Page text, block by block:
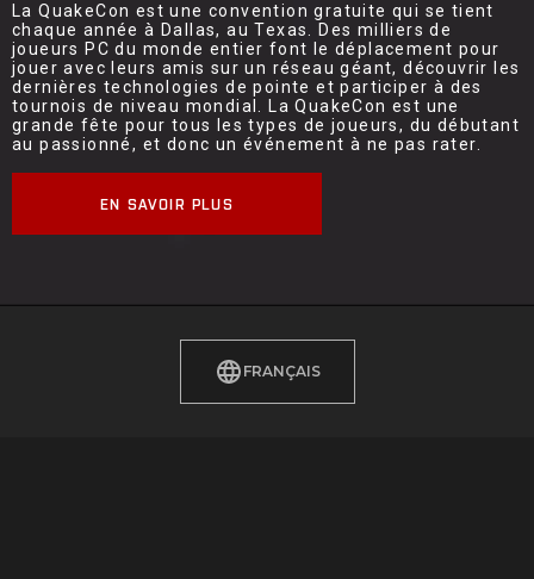
La QuakeCon est une convention gratuite qui se tient
chaque année à Dallas, au Texas. Des milliers de
joueurs PC du monde entier font le déplacement pour
jouer avec leurs amis sur un réseau géant, découvrir les
dernières technologies de pointe et participer à des
tournois de niveau mondial. La QuakeCon est une
grande fête pour tous les types de joueurs, du débutant
au passionné, et donc un événement à ne pas rater.
EN SAVOIR PLUS
FRANÇAIS